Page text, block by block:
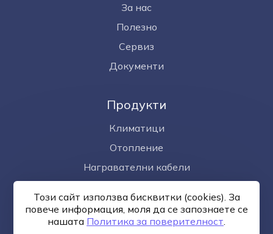
За нас
Полезно
Сервиз
Документи
Продукти
Климатици
Отопление
Награвателни кабели
Фотоволтаици
Този сайт използва бисквитки (cookies). За
повече информация, моля да се запознаете се
нашaтa Политика за поверителност.